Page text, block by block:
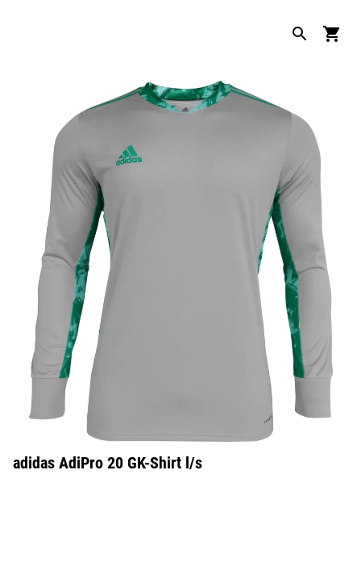
adidas AdiPro 20 GK-Shirt l/s